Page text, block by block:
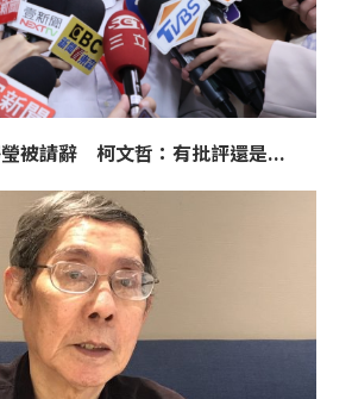
瑩被請辭 柯文哲：有批評還是...